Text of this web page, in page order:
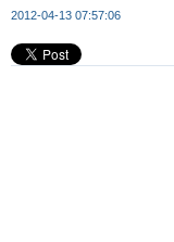
2012-04-13 07:57:06